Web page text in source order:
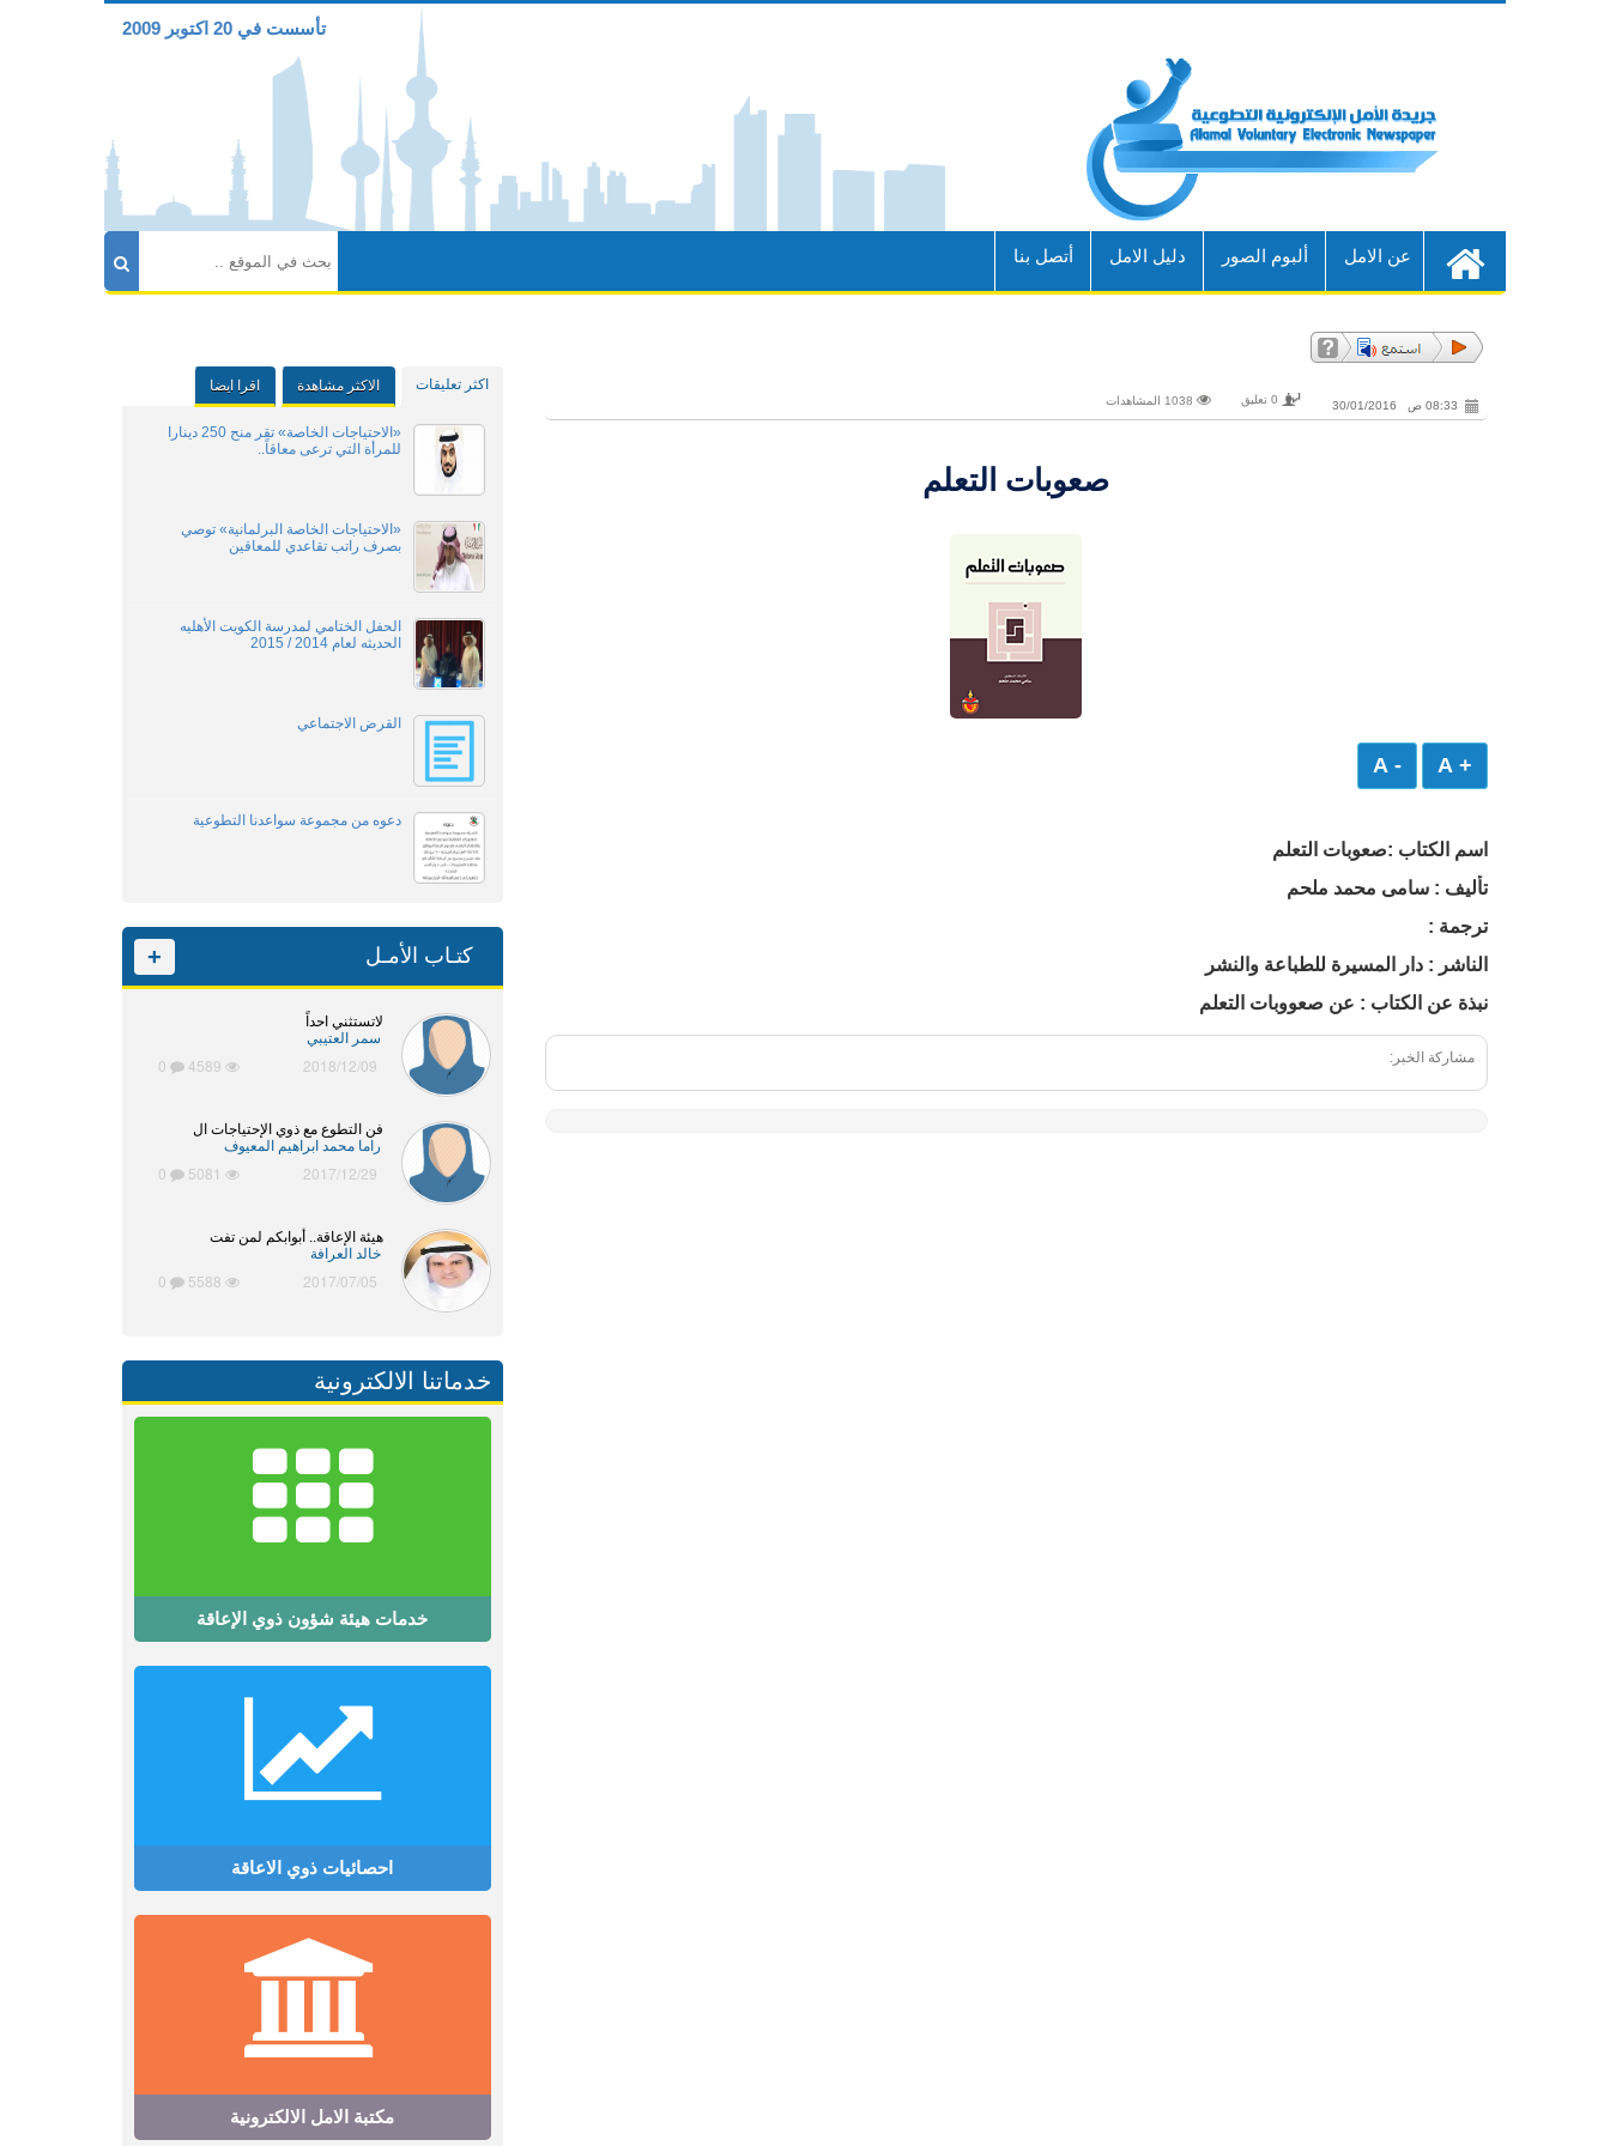
تأسست في 20 اكتوبر 2009
عن الامل ألبوم الصور دليل الامل أتصل بنا
08:33 ص 30/01/2016 0 تعليق
صعوبات التعلم
+ A
- A
اسم الكتاب :صعوبات التعلم
تأليف : سامى محمد ملحم
ترجمة :
الناشر : دار المسيرة للطباعة والنشر
نبذة عن الكتاب : عن صعووبات التعلم
مشاركة الخبر:
اكثر تعليقات الاكثر مشاهدة اقرا ايضا
«الاحتياجات الخاصة» تقر منح 250 دينارا
للمرأة التي ترعى معاقاً..
«الاحتياجات الخاصة البرلمانية» توصي
بصرف راتب تقاعدي للمعاقين
الحفل الختامي لمدرسة الكويت الأهليه
الحديثه لعام 2014 / 2015
القرض الاجتماعي
دعوه من مجموعة سواعدنا التطوعية
كتـاب الأمـل +
لاتستثني احداً
سمر العتيبي
2018/12/09
فن التطوع مع ذوي الإحتياجات ال
راما محمد ابراهيم المعيوف
2017/12/29
هيئة الإعاقة.. أبوابكم لمن تفت
خالد العرافة
2017/07/05
خدماتنا الالكترونية
خدمات هيئة شؤون ذوي الإعاقة
احصائيات ذوي الاعاقة
مكتبة الامل الالكترونية